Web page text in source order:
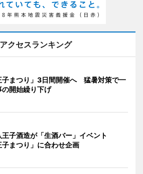
アクセスランキング
子まつり」3日間開催へ 猛暑対策で一
の開始繰り下げ
王子酒造が「生酒バー」イベント
子まつり」に合わせ企画